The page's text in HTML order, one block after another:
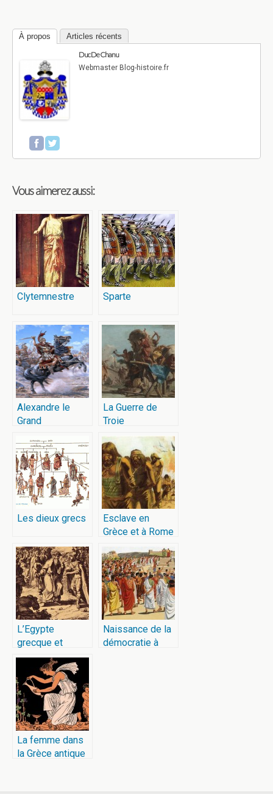
À propos
Articles récents
Duc De Chanu
Webmaster Blog-histoire.fr
Vous aimerez aussi:
Clytemnestre Sparte
Alexandre le
Grand
La Guerre de
Troie
Les dieux grecs
Esclave en
Grèce et à Rome
L’Egypte
grecque et
romaine
Naissance de la
démocratie à
La femme dans
la Grèce antique